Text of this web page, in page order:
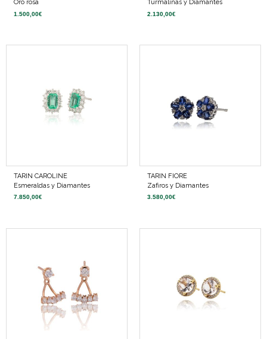
Oro rosa
1.500,00€
Turmalinas y Diamantes
2.130,00€
TARIN CAROLINE
Esmeraldas y Diamantes
7.850,00€
TARIN FIORE
Zafiros y Diamantes
3.580,00€